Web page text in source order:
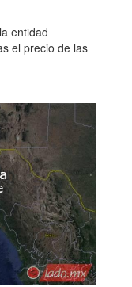
entidad
el precio de las